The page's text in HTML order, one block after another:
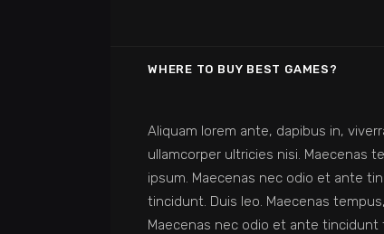
WHERE TO BUY BEST GAMES?
Aliquam lorem ante, dapibus in,
ullamcorper ultricies nisi. Maecenas
ipsum. Maecenas nec odio et ante
tincidunt. Duis leo. Maecenas
Maecenas nec odio et ante